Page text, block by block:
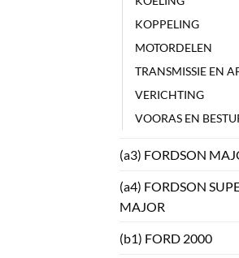
KOPPELING
MOTORDELEN
TRANSMISSIE EN
VERICHTING
VOORAS EN
(a3) FORDSON
(a4) FORDSON
MAJOR
(b1) FORD 2000